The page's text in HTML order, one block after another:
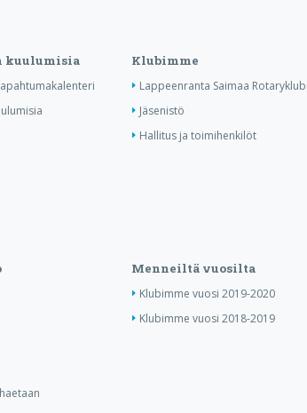
kuulumisia Klubimme
Lappeenranta Saimaa Rotaryklubi
Jäsenistö
Hallitus ja toimihenkilöt
Menneiltä vuosilta
Klubimme vuosi 2019-2020
Klubimme vuosi 2018-2019